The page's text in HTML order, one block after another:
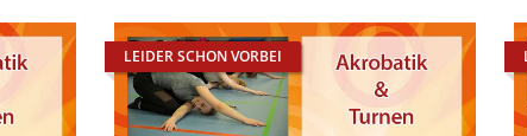
LEIDER SCHON VORBEI